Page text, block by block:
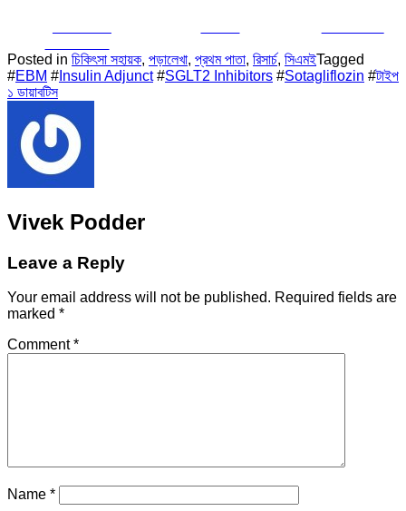
Posted in চিকিৎসা সহায়ক, পড়ালেখা, প্রথম পাতা, রিসার্চ, সিএমইTagged
#EBM # Insulin Adjunct#SGLT2 Inhibitors #Sotagliflozin #টাইপ
১ ডায়াবটিস
Vivek Podder
Leave a Reply
Your email address will not be published. Required fields are
marked *
Comment*
Name *